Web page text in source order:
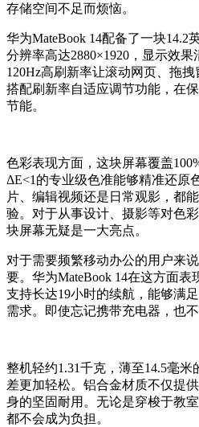
存储空间不足而烦恼。
华为MateBook 14配备了一块14.2
分辨率高达2880×1920，显示效果
120Hz高刷新率让滚动网页、拖
搭配刷新率自适应调节功能，在
节能。
色彩表现方面，这块屏幕覆盖
ΔE<1的专业级色准能够精准还原
片、编辑视频还是日常观影，都
验。对于从事设计、摄影等对色
块屏幕无疑是一大亮点。
对于需要频繁移动办公的用户来
要。华为MateBook 14在这方面
支持长达19小时的续航，能够满
需求。即使忘记携带充电器，也不
整机轻约1.31千克，薄至14.5毫
差更加轻松。铝合金材质不仅提
身的坚固耐用。无论是穿梭于教
都不会成为负担。